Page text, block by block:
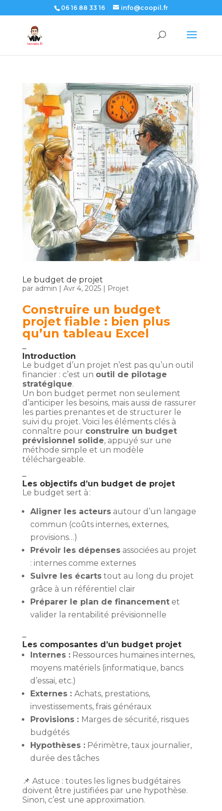
06 16 88 33 16 info@coopil.fr
Le budget de projet
par admin | Avr 4, 2025| Projet
Construire un budget
projet fiable : bien plus
qu’un tableau Excel
–
Introduction
Le budget d’un projet n’est pas qu’un outil
financier : c’est un outil de pilotage
stratégique.
Un bon budget permet non seulement
d’anticiper les besoins, mais aussi de rassurer
les parties prenantes et de structurer le
suivi du projet. Voici les éléments clés à
connaître pour construire un budget
prévisionnel solide, appuyé sur une
méthode simple et un modèle
téléchargeable.
–
Les objectifs d’un budget de projet
Le budget sert à :
Aligner les acteursautour d’un langage
commun (coûts internes, externes,
provisions…)
Prévoir les dépensesassociées au projet
: internes comme externes
Suivre les écartstout au long du projet
grâce à un référentiel clair
Préparer le plan de financementet
valider la rentabilité prévisionnelle
–
Les composantes d’un budget projet
Internes :Ressources humaines internes,
moyens matériels (informatique, bancs
d’essai, etc.)
Externes : Achats, prestations,
investissements, frais généraux
Provisions : Marges de sécurité, risques
budgétés
Hypothèses :Périmètre, taux journalier,
durée des tâches
📌 Astuce : toutes les lignes budgétaires
doivent être justifiées par une hypothèse.
Sinon, c’est une approximation.